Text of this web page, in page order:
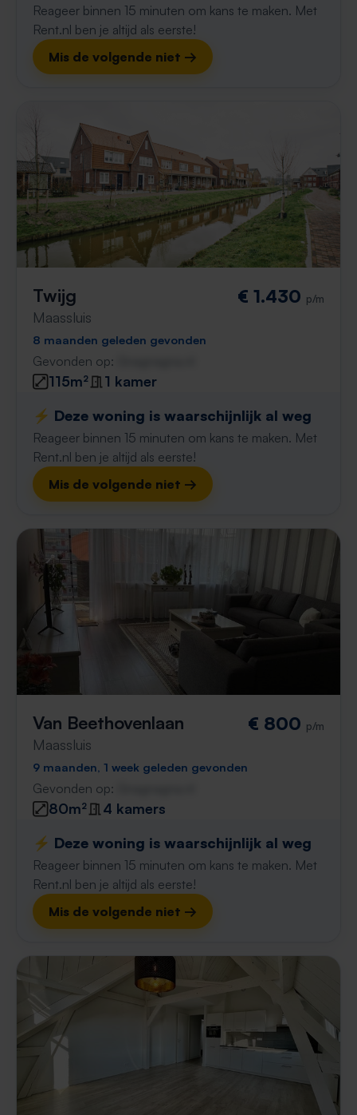
Reageer binnen 15 minuten om kans te maken. Met
Rent.nl ben je altijd als eerste!
Mis de volgende niet →
Twijg
Maassluis
€ 1.430 p/m
8 maanden geleden gevonden
Gevonden op:
115m²
1 kamer
⚡️ Deze woning is waarschijnlijk al weg
Reageer binnen 15 minuten om kans te maken. Met
Rent.nl ben je altijd als eerste!
Mis de volgende niet →
Van Beethovenlaan
Maassluis
€ 800 p/m
9 maanden, 1 week geleden gevonden
Gevonden op:
80m²
4 kamers
⚡️ Deze woning is waarschijnlijk al weg
Reageer binnen 15 minuten om kans te maken. Met
Rent.nl ben je altijd als eerste!
Mis de volgende niet →